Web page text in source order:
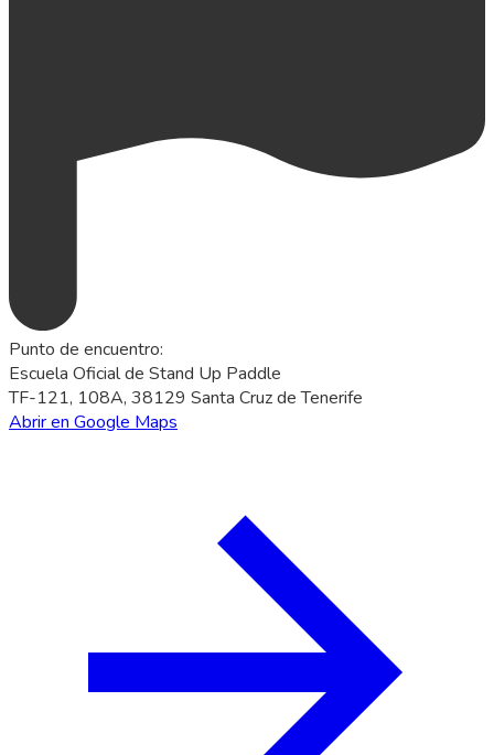
Punto de encuentro:
Escuela Oficial de Stand Up Paddle
TF-121, 108A, 38129 Santa Cruz de Tenerife
Abrir en Google Maps